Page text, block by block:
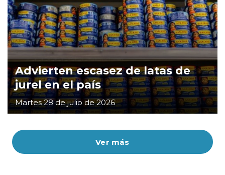
Ver más
Advierten escasez de latas de
jurel en el país
Martes 28 de julio de 2026